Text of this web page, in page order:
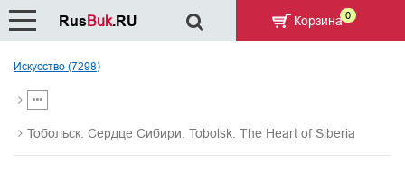
Искусство (7298)
Тобольск. Сердце Сибири. Tobolsk. The Heart of Siberia
RusBuk.RU Корзина 0